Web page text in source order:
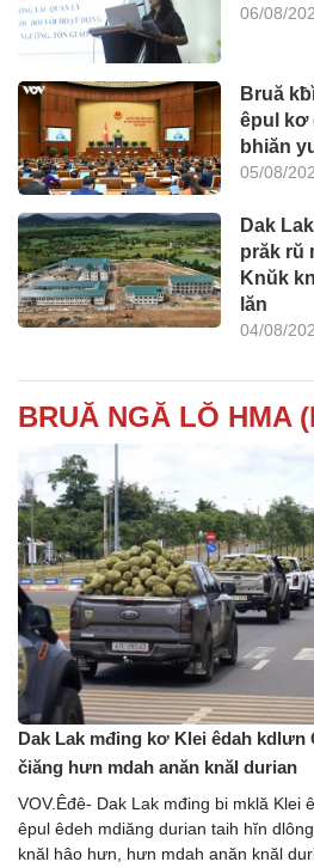
06/08/
Bruă
êpul kơ
bhiăn
05/08/
Dak
prăk rŭ
Knŭk
lăn
04/08/
BRUĂ NGĂ LŎ HMA
Dak Lak mđing kơ Klei êdah
čiăng hưn mdah anăn knăl durian
VOV.Êđê- Dak Lak mđing bi mklă Klei
êpul êdeh mdiăng durian taih hĭn
knăl hâo hưn, hưn mdah anăn knăl